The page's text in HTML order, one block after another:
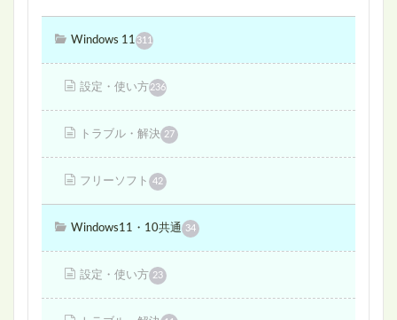
Windows 11 311
設定・使い方236
トラブル・解決 27
フリーソフト 42
Windows11・10共通 34
設定・使い方 23